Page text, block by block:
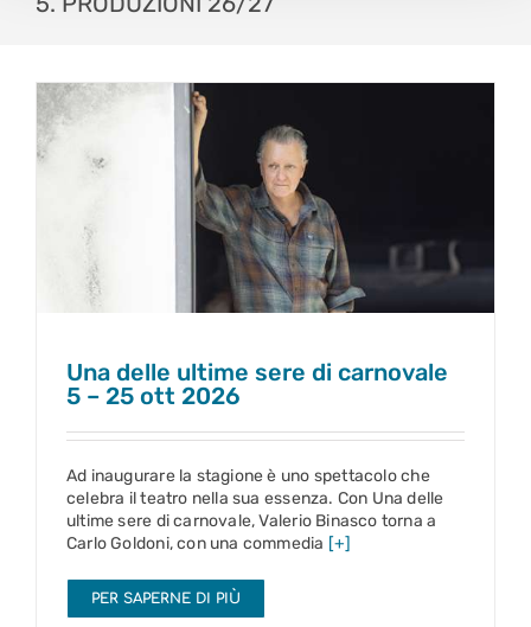
Una delle ultime sere di carnovale
5 – 25 ott 2026
Una delle ultime sere di carnovale
5 – 25 ott 2026
Ad inaugurare la stagione è uno spettacolo che
celebra il teatro nella sua essenza. Con Una delle
ultime sere di carnovale, Valerio Binasco torna a
Carlo Goldoni, con una commedia [+]
PER SAPERNE DI PIÙ